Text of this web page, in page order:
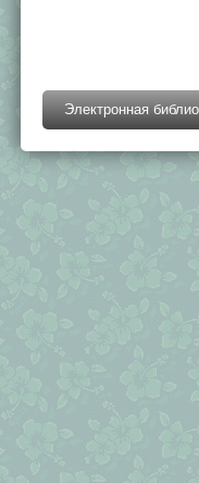
Электронная